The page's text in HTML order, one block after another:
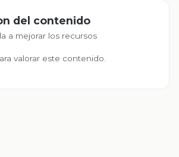
del contenido
a mejorar los recursos
valorar este contenido.